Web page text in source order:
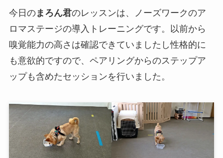
今日のまろん君のレッスンは、ノーズワークのア
ロマステージの導入トレーニングです。以前から
嗅覚能力の高さは確認できていましたし性格的に
も意欲的ですので、ペアリングからのステップア
ップも含めたセッションを行いました。